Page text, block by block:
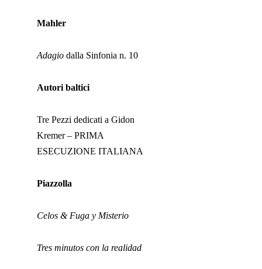
Mahler
Adagio dalla Sinfonia n. 10
Autori baltici
Tre Pezzi dedicati a Gidon
Kremer – PRIMA
ESECUZIONE ITALIANA
Piazzolla
Celos & Fuga y Misterio
Tres minutos con la realidad